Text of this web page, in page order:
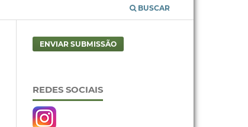
BUSCAR
ENVIAR SUBMISSÃO
REDES SOCIAIS